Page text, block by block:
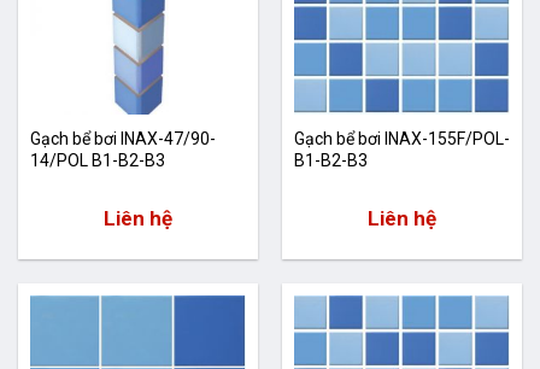
Gạch bể bơi INAX-47/90-
14/POL B1-B2-B3
Liên hệ
Gạch bể bơi INAX-155F/POL-
B1-B2-B3
Liên hệ